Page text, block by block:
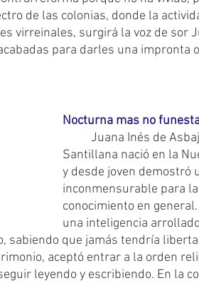
de las colonias, donde la
virreinales, surgirá la voz de sor
para darles una impronta
Nocturna mas no
Santillana nació en la
y desde joven demostró
inconmensurable para
conocimiento en
una inteligencia
sabiendo que jamás tendría
aceptó entrar a la orden
leyendo y escribiendo. En la